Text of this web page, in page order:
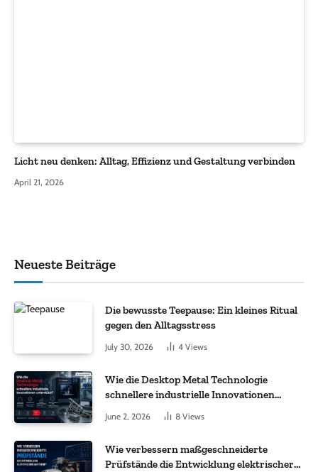
Licht neu denken: Alltag, Effizienz und Gestaltung verbinden
April 21, 2026
Neueste Beiträge
Die bewusste Teepause: Ein kleines Ritual
gegen den Alltagsstress
July 30, 2026 4 Views
Wie die Desktop Metal Technologie
schnellere industrielle Innovationen
June 2, 2026 8 Views
Wie verbessern maßgeschneiderte
Prüfstände die Entwicklung elektrischer